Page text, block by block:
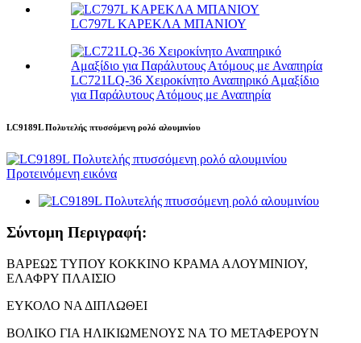
LC797L ΚΑΡΕΚΛΑ ΜΠΑΝΙΟΥ
LC721LQ-36 Χειροκίνητο Αναπηρικό Αμαξίδιο
για Παράλυτους Ατόμους με Αναπηρία
LC9189L Πολυτελής πτυσσόμενη ρολό αλουμινίου
Σύντομη Περιγραφή:
ΒΑΡΕΩΣ ΤΥΠΟΥ ΚΟΚΚΙΝΟ ΚΡΑΜΑ ΑΛΟΥΜΙΝΙΟΥ,
ΕΛΑΦΡΥ ΠΛΑΙΣΙΟ
ΕΥΚΟΛΟ ΝΑ ΔΙΠΛΩΘΕΙ
ΒΟΛΙΚΟ ΓΙΑ ΗΛΙΚΙΩΜΕΝΟΥΣ ΝΑ ΤΟ ΜΕΤΑΦΕΡΟΥΝ